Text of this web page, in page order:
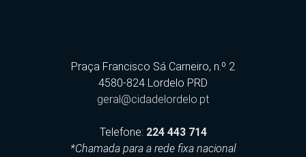
Praça Francisco Sá Carneiro, n.º 2
4580-824 Lordelo PRD
geral@cidadelordelo.pt
Telefone: 224 443 714
*Chamada para a rede fixa nacional